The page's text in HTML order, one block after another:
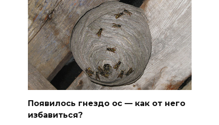
Появилось гнездо ос — как от него
избавиться?